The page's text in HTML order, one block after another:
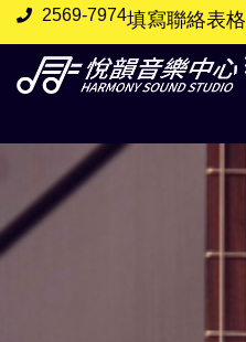
2569-7974填寫聯絡表格